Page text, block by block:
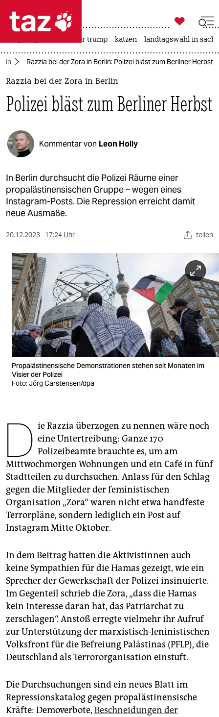
 taz zahl ich
taz zahl ich
politik
öko
gesellschaft
kultur
sport
wahrheit
verlag
verlag
veranstaltungen
shop
fragen & hilfe
unterstützen
genossenschaft
epaper login

taz zahl ich
usa unter trump katzen landtagswahl in
Razzia bei der Zora in Berlin: Polizei bläst zum Berliner Herbst
Razzia bei der Zora in Berlin
Polizei bläst zum Berliner Herbst
Kommentar von Leon Holly
In Berlin durchsucht die Polizei Räume einer
propalästinensischen Gruppe – wegen eines
Instagram-Posts. Die Repression erreicht damit
neue Ausmaße.
20.12.2023 17:24 Uhr teilen
Propalästinensische Demonstrationen stehen seit Monaten im
Visier der Polizei
Foto: Jörg Carstensen/dpa
D ie Razzia überzogen zu nennen wäre noch
eine Untertreibung: Ganze 170
Polizeibeamte brauchte es, um am
Mittwochmorgen Wohnungen und ein Café in fünf
Stadtteilen zu durchsuchen. Anlass für den Schlag
gegen die Mitglieder der feministischen
Organisation „Zora“ waren nicht etwa handfeste
Terrorpläne, sondern lediglich ein Post auf
Instagram Mitte Oktober.
In dem Beitrag hatten die Aktivistinnen auch
keine Sympathien für die Hamas gezeigt, wie ein
Sprecher der Gewerkschaft der Polizei insinuierte.
Im Gegenteil schrieb die Zora, „dass die Hamas
kein Interesse daran hat, das Patriarchat zu
zerschlagen“. Anstoß erregte vielmehr ihr Aufruf
zur Unterstützung der marxistisch-leninistischen
Volksfront für die Befreiung Palästinas (PFLP), die
Deutschland als Terrororganisation einstuft.
Die Durchsuchungen sind ein neues Blatt im
Repressionskatalog gegen propalästinensische
Kräfte: Demoverbote, Beschneidungen der